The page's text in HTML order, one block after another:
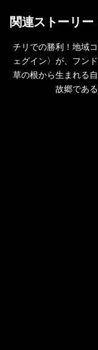
関連ストーリー
チリでの勝利！地域
ェグイン〉が、フン
草の根から生まれる
故郷であ